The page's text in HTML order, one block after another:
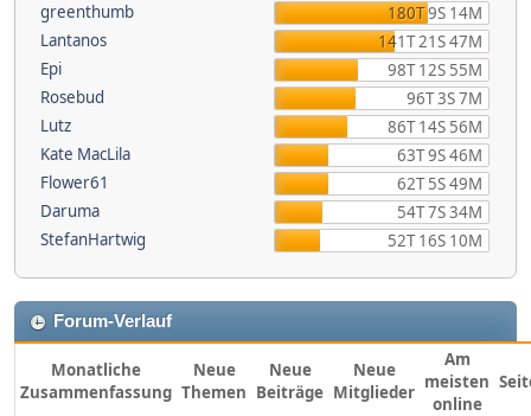
greenthumb
180T 9S 14M
Lantanos
141T 21S 47M
Epi
98T 12S 55M
Rosebud
96T 3S 7M
Lutz
86T 14S 56M
Kate MacLila
63T 9S 46M
Flower61
62T 5S 49M
Daruma
54T 7S 34M
StefanHartwig
52T 16S 10M
Forum-Verlauf
Monatliche
Zusammenfassung
Neue
Themen
Neue
Beiträge
Neue
Mitglieder
Am
meisten
online